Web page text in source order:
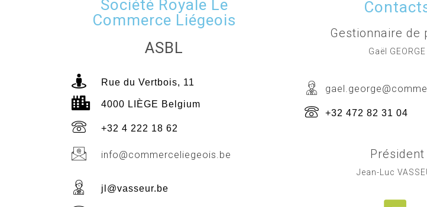
Société Royale Le
Commerce Liégeois
ASBL
Rue du Vertbois, 11
4000 LIÈGE Belgium
+32 4 222 18 62
info@commerceliegeois.be
jl@vasseur.be
Gestionnaire de
Gaël GEORGE
+32 472 82 31 04
Président
Jean-Luc